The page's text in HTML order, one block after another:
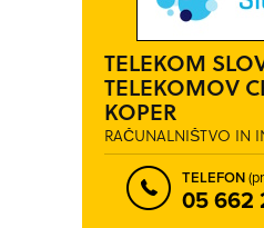
TELEKOM
TELEKOMOV
KOPER
RAČUNALNIŠTVO IN
TELEFON
05 662